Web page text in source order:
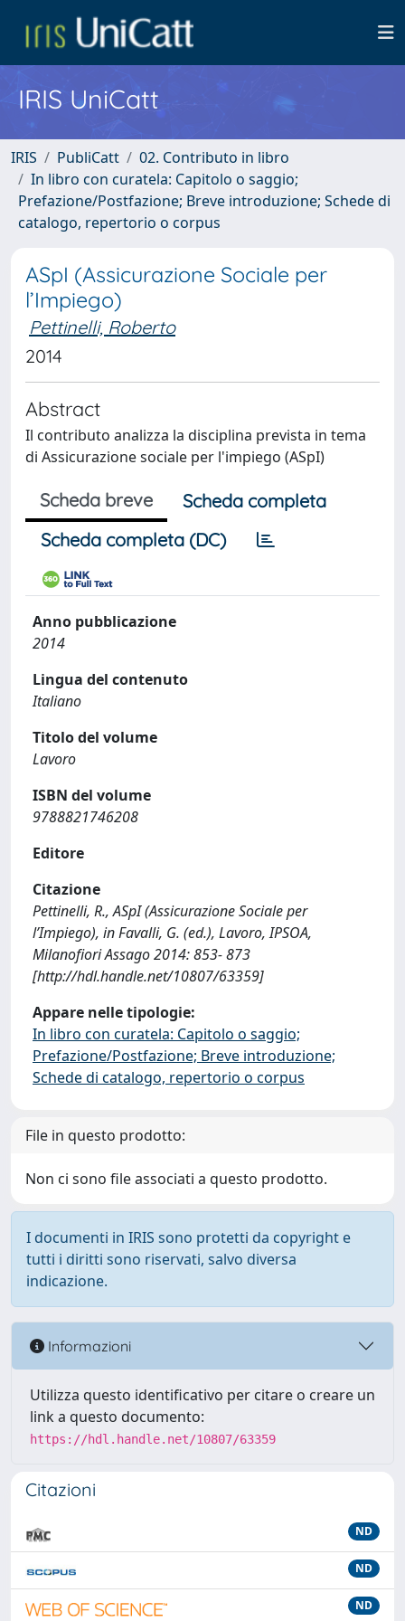
IRIS UniCatt
IRIS PubliCatt
02. Contributo in libro
In libro con curatela: Capitolo o saggio;
Prefazione/Postfazione; Breve introduzione; Schede di
catalogo, repertorio o corpus
ASpI (Assicurazione Sociale per
l’Impiego)
Pettinelli, Roberto
2014
Abstract
Il contributo analizza la disciplina prevista in tema
di Assicurazione sociale per l'impiego (ASpI)
Scheda breve
Scheda completa
Scheda completa (DC)
Anno pubblicazione
2014
Lingua del contenuto
Italiano
Titolo del volume
Lavoro
ISBN del volume
9788821746208
Editore
Citazione
Pettinelli, R., ASpI (Assicurazione Sociale per
l’Impiego), in Favalli, G. (ed.), Lavoro, IPSOA,
Milanofiori Assago 2014: 853- 873
[http://hdl.handle.net/10807/63359]
Appare nelle tipologie:
In libro con curatela: Capitolo o saggio;
Prefazione/Postfazione; Breve introduzione;
Schede di catalogo, repertorio o corpus
File in questo prodotto:
Non ci sono file associati a questo prodotto.
I documenti in IRIS sono protetti da copyright e
tutti i diritti sono riservati, salvo diversa
indicazione.
Informazioni
Utilizza questo identificativo per citare o creare un
link a questo documento:
https://hdl.handle.net/10807/63359
Citazioni
ND
ND
ND